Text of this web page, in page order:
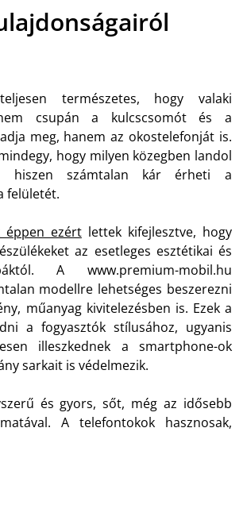
természetes, hogy valaki
csupán a kulcscsomót és a
meg, hanem az okostelefonját is.
hogy milyen közegben landol
hiszen számtalan kár érheti a
felületét.
éppen ezértlettek kifejlesztve, hogy
az esetleges esztétikai és
A www.premium-mobil.hu
modellre lehetséges beszerezni
műanyag kivitelezésben is. Ezek a
a fogyasztók stílusához, ugyanis
illeszkednek a smartphone-ok
sarkait is védelmezik.
és gyors, sőt, még az idősebb
A telefontokok hasznosak,